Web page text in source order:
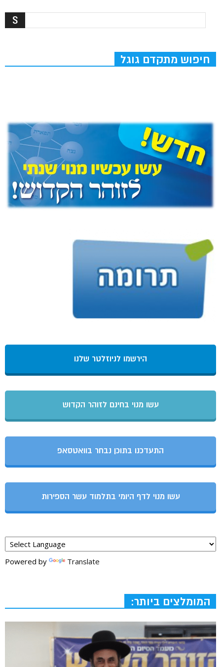
חיפוש מתקדם גוגל
הירשמו לניוזלטר שלנו
עשו מנוי בחינם לזוהר הקדוש
התעדכנו בתוכן נבחר בוואטסאפ
עשו מנוי לדף היומי בתלמוד עשר הספירות
Powered by Translate
המומלצים ביותר: